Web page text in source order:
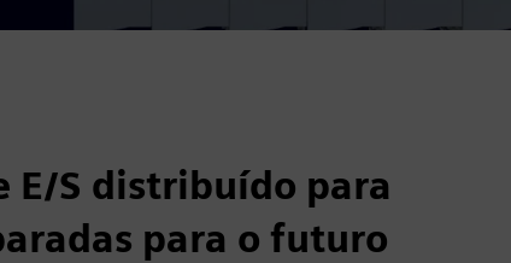
E/S distribuído para
para o futuro